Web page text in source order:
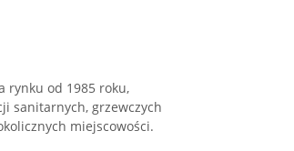
rynku od 1985 roku,
sanitarnych, grzewczych
miejscowości.